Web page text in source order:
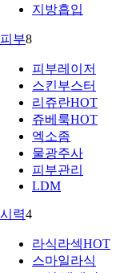
지방흡입
피부8
피부레이저
스킨부스터
리쥬란HOT
쥬베룩HOT
엑소좀
물광주사
피부관리
LDM
시력4
라식라섹HOT
스마일라식